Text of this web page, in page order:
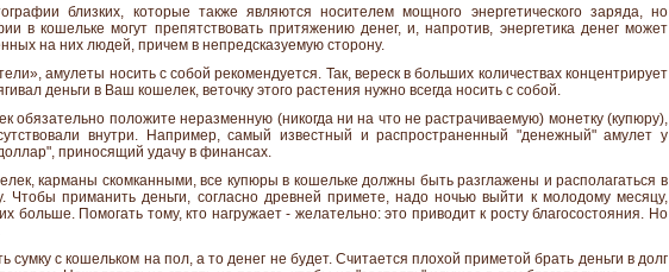
близких, которые также являются носителем мощного энергетического заряда, но
в кошельке могут препятствовать притяжению денег, и, напротив, энергетика денег может
на них людей, причем в непредсказуемую сторону.
амулеты носить с собой рекомендуется. Так, вереск в больших количествах концентрирует
деньги в Ваш кошелек, веточку этого растения нужно всегда носить с собой.
обязательно положите неразменную (никогда ни на что не растрачиваемую) монетку (купюру),
внутри. Например, самый известный и распространенный "денежный" амулет у
приносящий удачу в финансах.
карманы скомканными, все купюры в кошельке должны быть разглажены и располагаться в
Чтобы приманить деньги, согласно древней примете, надо ночью выйти к молодому месяцу,
больше. Помогать тому, кто нагружает - желательно: это приводит к росту благосостояния. Но
сумку с кошельком на пол, а то денег не будет. Считается плохой приметой брать деньги в долг